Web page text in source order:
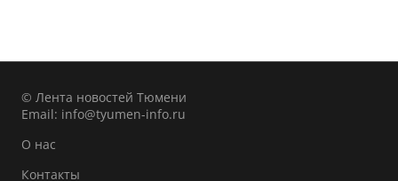
© Лента новостей Тюмени
Email: info@tyumen-info.ru
О нас
Контакты